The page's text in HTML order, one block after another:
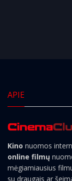
APIE
Kino nuomos
online filmų
mėgiamiausius
su draugais ar